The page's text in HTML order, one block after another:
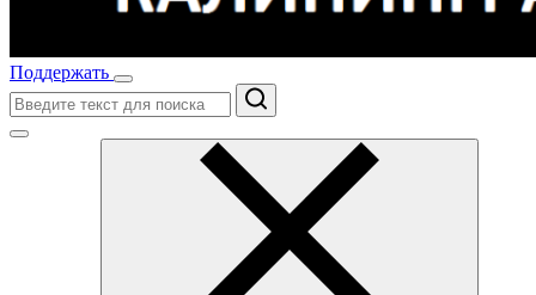
Поддержать
Поиск